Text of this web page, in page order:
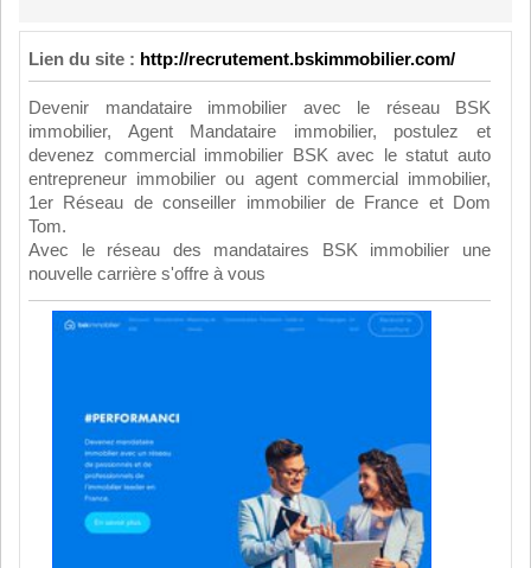
Lien du site : http://recrutement.bskimmobilier.com/
Devenir mandataire immobilier avec le réseau BSK
immobilier, Agent Mandataire immobilier, postulez et
devenez commercial immobilier BSK avec le statut auto
entrepreneur immobilier ou agent commercial immobilier,
1er Réseau de conseiller immobilier de France et Dom
Tom.
Avec le réseau des mandataires BSK immobilier une
nouvelle carrière s'offre à vous